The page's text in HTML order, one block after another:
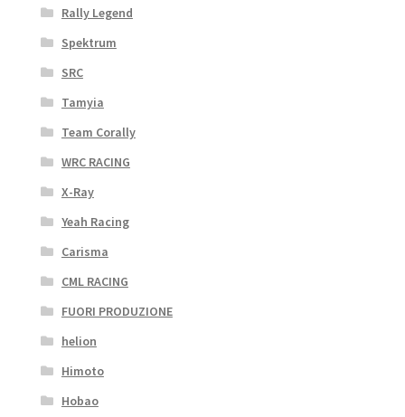
Rally Legend
Spektrum
SRC
Tamyia
Team Corally
WRC RACING
X-Ray
Yeah Racing
Carisma
CML RACING
FUORI PRODUZIONE
helion
Himoto
Hobao